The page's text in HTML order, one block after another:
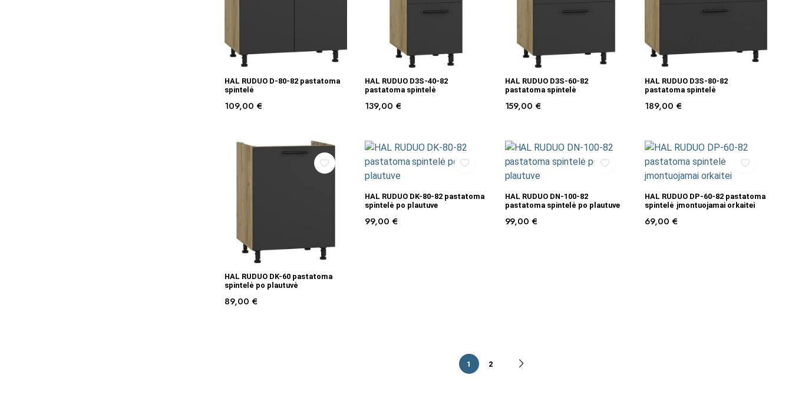
Į KREPŠELĮ
HAL RUDUO D-80-82 pastatoma
spintelė
109,00 €
Į KREPŠELĮ
HAL RUDUO D3S-40-82
pastatoma spintelė
139,00 €
Į KREPŠELĮ
HAL RUDUO D3S-60-82
pastatoma spintelė
159,00€
Į KREPŠELĮ
HAL RUDUO D3S-80-82
pastatoma spintelė
189,00€
Į KREPŠELĮ
HAL RUDUO DK-60 pastatoma
spintelė po plautuvė
89,00 €
Į KREPŠELĮ
HAL RUDUO DK-80-82 pastatoma
spintelė po plautuve
99,00 €
Į KREPŠELĮ
HAL RUDUO DN-100-82
pastatoma spintelė po plautuve
99,00€
Į KREPŠELĮ
HAL RUDUO DP-60-82 pastatoma
spintelė įmontuojamai orkaitei
69,00€
1 2